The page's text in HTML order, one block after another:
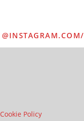
Cookie Policy